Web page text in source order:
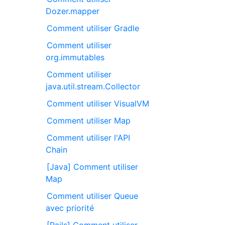
Dozer.mapper
Comment utiliser Gradle
Comment utiliser
org.immutables
Comment utiliser
java.util.stream.Collector
Comment utiliser VisualVM
Comment utiliser Map
Comment utiliser l'API
Chain
[Java] Comment utiliser
Map
Comment utiliser Queue
avec priorité